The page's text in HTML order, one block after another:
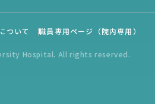
ついて 職員専用ページ（院内専用）
Hospital. All rights reserved.